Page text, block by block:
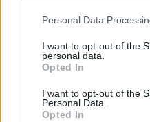
Please note that this
not limited to your visit or
grant or deny consent to
use your data for below
consent section.
Personal Data
I want to opt-out of the
personal data.
Opted In
I want to opt-out of the
Personal Data.
Opted In
városvezetéssel együtt
szőnyegeken
“fura idegenek”.
Mikor megkérdezték
Magyarország és hogy